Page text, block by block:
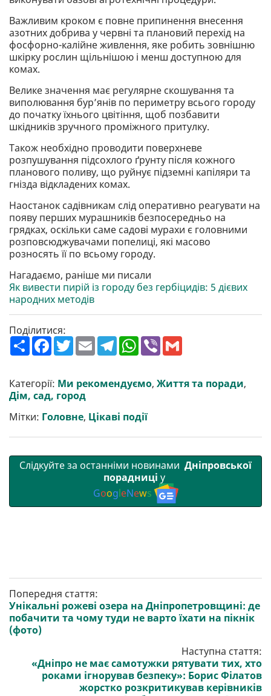
Важливим кроком є повне припинення внесення
азотних добрива у червні та плановий перехід на
фосфорно-калійне живлення, яке робить зовнішню
шкірку рослин щільнішою і менш доступною для
комах.
Велике значення має регулярне скошування та
виполювання бур’янів по периметру всього городу
до початку їхнього цвітіння, щоб позбавити
шкідників зручного проміжного притулку.
Також необхідно проводити поверхневе
розпушування підсохлого ґрунту після кожного
планового поливу, що руйнує підземні капіляри та
гнізда відкладених комах.
Наостанок садівникам слід оперативно реагувати на
появу перших мурашників безпосередньо на
грядках, оскільки саме садові мурахи є головними
розповсюджувачами попелиці, які масово
розносять її по всьому городу.
Нагадаємо, раніше ми писали
Як вивести пирій із городу без гербіцидів: 5 дієвих
народних методів
Поділитися:
П
о
р
и
т
F
a
b
o
o
T
w
e
r
E
m
l
T
e
g
r
m
W
h
s
A
p
V
r l
Категорії: Ми рекомендуємо, Життя та поради,
Дім, сад, город
Мітки: Головне, Цікаві події
Слідкуйте за останніми новинами Дніпровської
порадниці у
GoogleNews
Попередня стаття:
Унікальні рожеві озера на Дніпропетровщині: де
побачити та чому туди не варто їхати на пікнік
(фото)
Наступна стаття:
«Дніпро не має самотужки рятувати тих, хто
роками ігнорував безпеку»: Борис Філатов
жорстко розкритикував керівників